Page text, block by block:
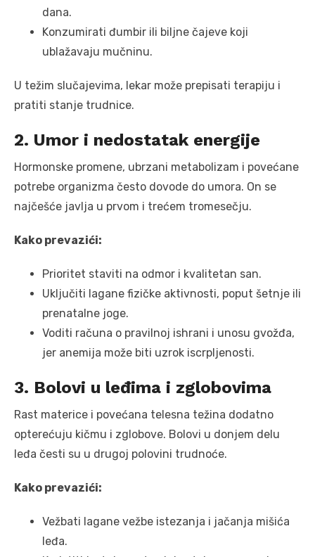
dana.
Konzumirati đumbir ili biljne čajeve koji
ublažavaju mučninu.
U težim slučajevima, lekar može prepisati terapiju i
pratiti stanje trudnice.
2. Umor i nedostatak energije
Hormonske promene, ubrzani metabolizam i povećane
potrebe organizma često dovode do umora. On se
najčešće javlja u prvom i trećem tromesečju.
Kako prevazići:
Prioritet staviti na odmor i kvalitetan san.
Uključiti lagane fizičke aktivnosti, poput šetnje ili
prenatalne joge.
Voditi računa o pravilnoj ishrani i unosu gvožđa,
jer anemija može biti uzrok iscrpljenosti.
3. Bolovi u leđima i zglobovima
Rast materice i povećana telesna težina dodatno
opterećuju kičmu i zglobove. Bolovi u donjem delu
leđa česti su u drugoj polovini trudnoće.
Kako prevazići:
Vežbati lagane vežbe istezanja i jačanja mišića
leđa.